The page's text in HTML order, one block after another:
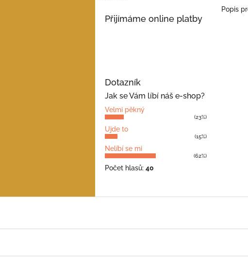
Přijímáme online platby
Dotazník
Jak se Vám líbí náš e-shop?
Velmi pěkný
(23%)
Ujde to
(15%)
Nelíbí se mi
(62%)
Počet hlasů: 40
Popis
í